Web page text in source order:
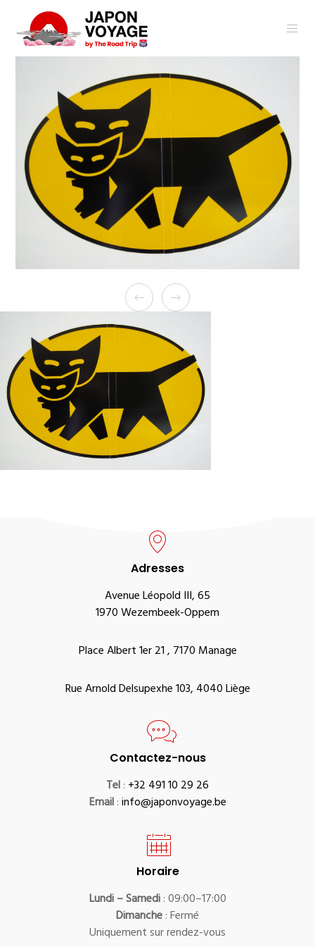
Adresses
Avenue Léopold III, 65
1970 Wezembeek-Oppem
Place Albert 1er 21 , 7170 Manage
Rue Arnold Delsupexhe 103, 4040 Liège
Contactez-nous
Tel: +32 491 10 29 26
Email:info@japonvoyage.be
Horaire
Lundi – Samedi: 09:00–17:00
Dimanche: Fermé
Uniquement sur rendez-vous